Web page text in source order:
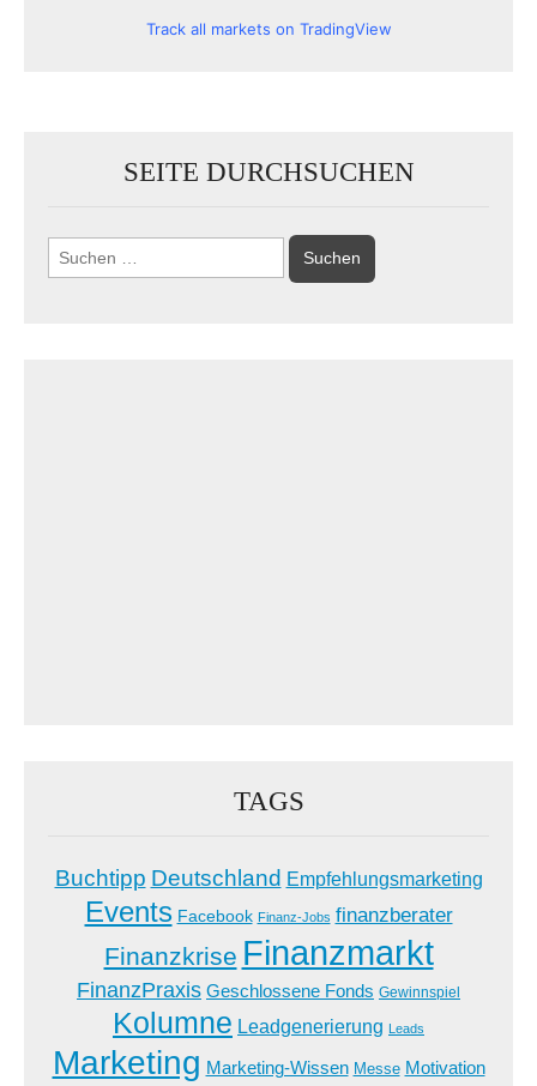
Track all markets on TradingView
SEITE DURCHSUCHEN
Suchen
nach:
TAGS
Buchtipp Deutschland Empfehlungsmarketing
Events Facebook Finanz-Jobs finanzberater
Finanzkrise Finanzmarkt
FinanzPraxis Geschlossene Fonds Gewinnspiel
Kolumne Leadgenerierung Leads
Marketing Marketing-Wissen Messe Motivation